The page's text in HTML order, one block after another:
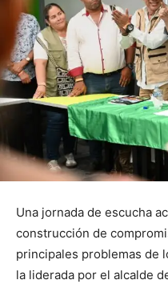
Una jornada de escucha
construcción de
principales problemas de
la liderada por el alcalde